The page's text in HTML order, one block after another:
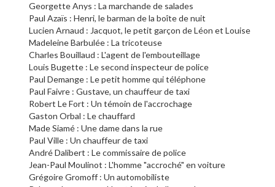
Georgette Anys : La marchande de salades
Paul Azaïs : Henri, le barman de la boîte de nuit
Lucien Arnaud : Jacquot, le petit garçon de Léon et Louise
Madeleine Barbulée : La tricoteuse
Charles Bouillaud : L'agent de l'embouteillage
Louis Bugette : Le second inspecteur de police
Paul Demange : Le petit homme qui téléphone
Paul Faivre : Gustave, un chauffeur de taxi
Robert Le Fort : Un témoin de l'accrochage
Gaston Orbal : Le chauffard
Made Siamé : Une dame dans la rue
Paul Ville : Un chauffeur de taxi
André Dalibert : Le commissaire de police
Jean-Paul Moulinot : L'homme "accroché" en voiture
Grégoire Gromoff : Un automobiliste